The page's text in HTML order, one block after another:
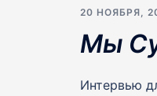
20 НОЯБРЯ,
Мы
Интервью